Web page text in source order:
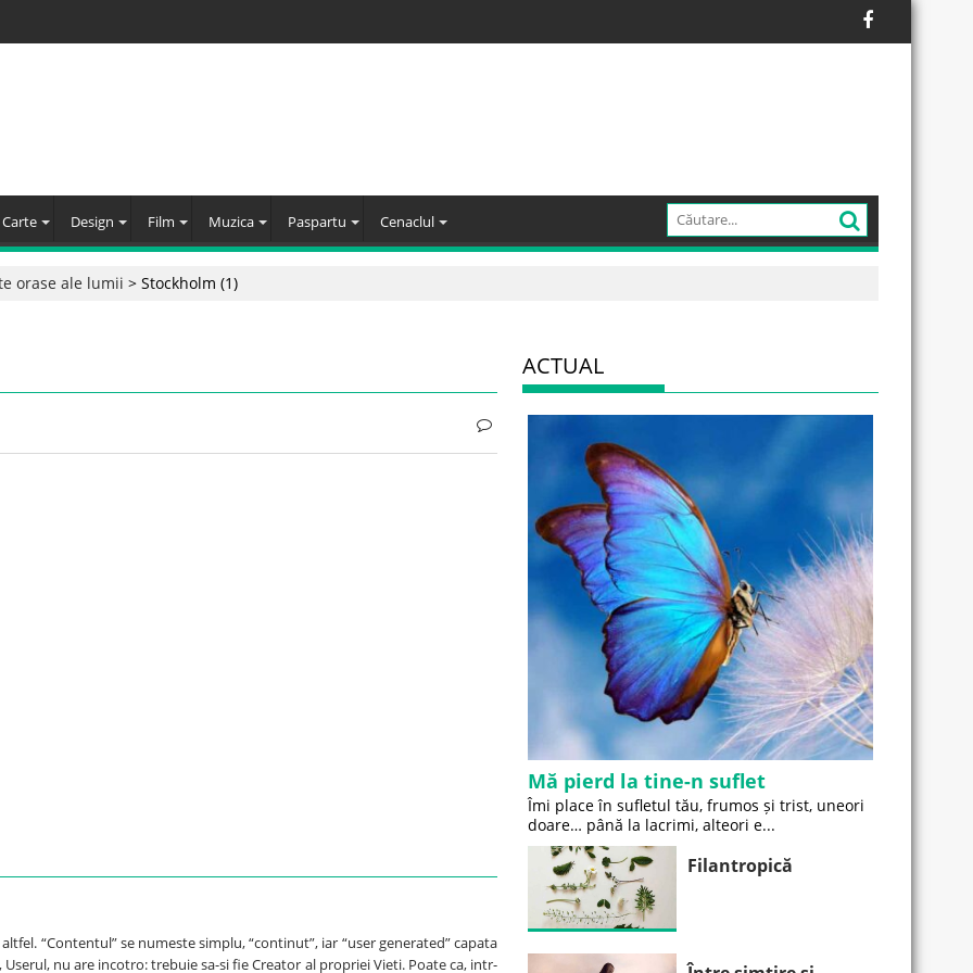
Carte Design Film Muzica Paspartu Cenaclul
orase ale lumii > Stockholm (1)
“Contentul” se numeste simplu, “continut”, iar “user generated” capata
nu are incotro: trebuie sa-si fie Creator al propriei Vieti. Poate ca, intr-
ACTUAL
Mă pierd la tine-n suflet
Îmi place în sufletul tău, frumos și trist, uneori
doare… până la lacrimi, alteori e...
Filantropică